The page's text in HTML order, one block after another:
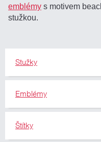
emblémy s motivem
stužkou.
Stužky
Emblémy
Štítky